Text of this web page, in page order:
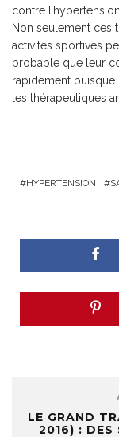
contre
Non seulement ces
activités sportives
probable que leur
rapidement
les thérapeutiques
HYPERTENSION
LE GRAND
2016) : DES